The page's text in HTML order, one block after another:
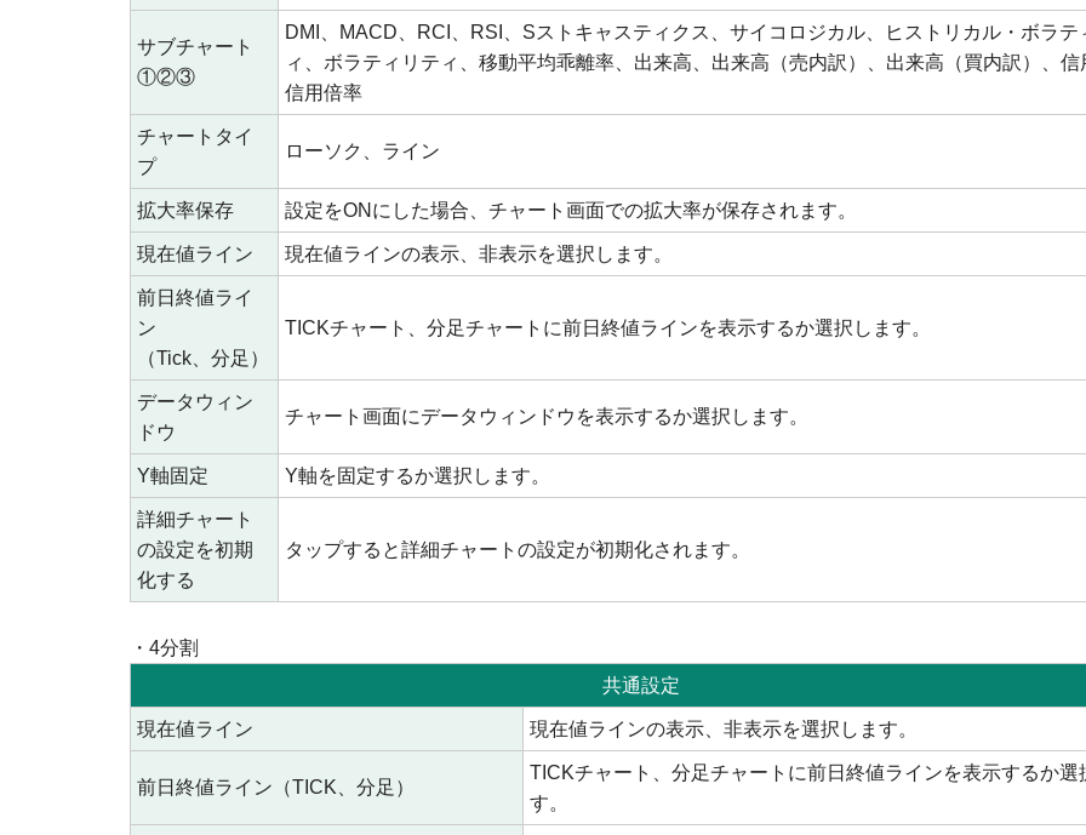
サブチャート
①②③
DMI、MACD、RCI、RSI、Sストキャスティクス、サイコロジカル、ヒストリカル・ボラテ
ィ、ボラティリティ、移動平均乖離率、出来高、出来高（売内訳）、出来高（買内訳）、信
信用倍率
チャートタイ
プ
ローソク、ライン
拡大率保存 設定をONにした場合、チャート画面での拡大率が保存されます。
現在値ライン 現在値ラインの表示、非表示を選択します。
前日終値ライ
ン
（Tick、分足）
TICKチャート、分足チャートに前日終値ラインを表示するか選択します。
データウィン
ドウ
チャート画面にデータウィンドウを表示するか選択します。
Y軸固定 Y軸を固定するか選択します。
詳細チャート
の設定を初期
化する
タップすると詳細チャートの設定が初期化されます。
・4分割
共通設定
現在値ライン 現在値ラインの表示、非表示を選択します。
前日終値ライン（TICK、分足）
TICKチャート、分足チャートに前日終値ラインを表示するか選
す。